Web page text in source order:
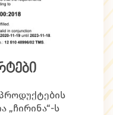
„ჩირინა“-ს